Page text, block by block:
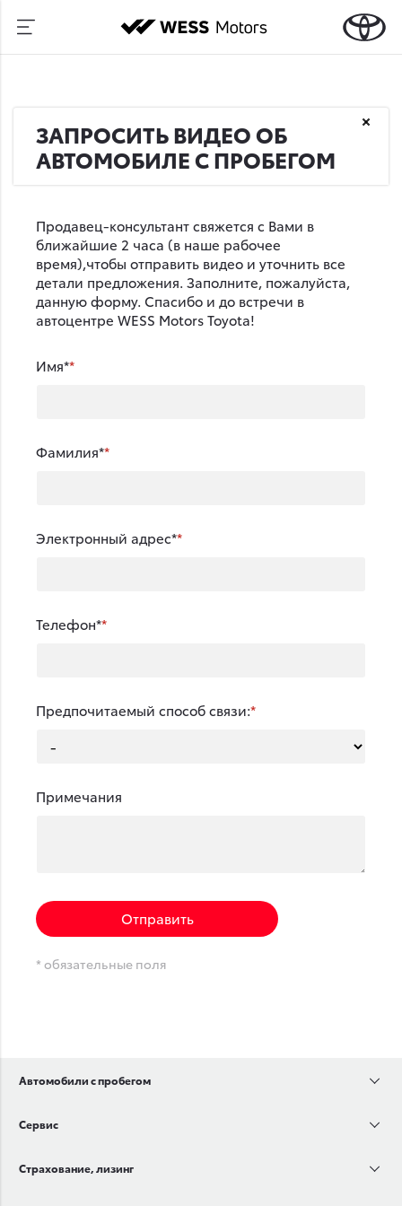
ЗАПРОСИТЬ ВИДЕО ОБ
АВТОМОБИЛЕ С ПРОБЕГОМ
Продавец-консультант свяжется с Вами в
ближайшие 2 часа (в наше рабочее
время),чтобы отправить видео и уточнить все
детали предложения. Заполните, пожалуйста,
данную форму. Спасибо и до встречи в
автоцентре WESS Motors Toyota!
Имя*
Фамилия*
Электронный адрес*
Телефон*
Предпочитаемый способ связи:
Примечания
Отправить
* обязательные поля
Автомобили с пробегом
Сервис
Страхование, лизинг